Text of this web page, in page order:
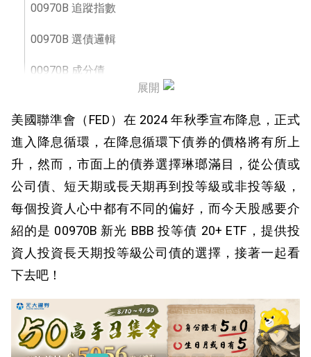
00970B 追蹤指數
00970B 選債邏輯
00970B 成分債
00970B 績效
00970B 優缺點
展開
美國聯準會（FED）在 2024 年秋季宣布降息，正式
進入降息循環，在降息循環下債券的價格將有所上
升，然而，市面上的債券選擇琳瑯滿目，從公債或
公司債、短天期或長天期再到投等級或非投等級，
每個投資人心中都有不同的偏好，而今天股感要介
紹的是 00970B 新光 BBB 投等債 20+ ETF，提供投
資人投資長天期投等級公司債的選擇，接著一起看
下去吧！